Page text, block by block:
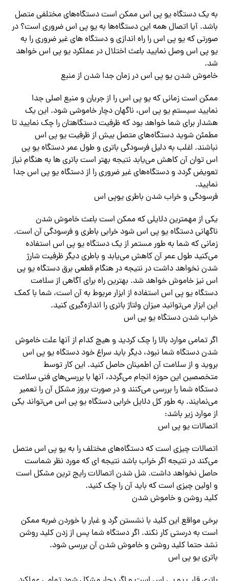
به یک دستگاه یو پی اس ممکن است دستگاه‌های مختلفی متصل
باشد. آیا اتصال همه این دستگاه‌ها به یو پی اس ضروری است؟ در
صورتی که یو پی اس را راه اندازی و دستگاه های غیر ضروری را به
یو پی اس وصل نمایید باعث اختلال در عملکرد یو پی اس خواهد
شد.
خاموش شدن یو پی اس در زمان جدا شدن از منبع
ممکن است زمانی که یو پی اس را از جریان و منبع اصلی جدا
نمایید سیستم یو پی اس، ناگهان دچار خاموشی شود. این یک
هشدار برای شما خواهد بود که ظرفیت دستگاهتان را چک نمایید تا
مطمئن شوید دستگاه‌های متصل بیش از ظرفیت یو پی اس
نباشند. اغلب به دلیل فرسودگی باتری و طول عمر دستگاه یو پی
اس توان آن کاهش‌ می‌یابد نتیجه بهتر است باتری ها به هنگام نیاز
تعویض گردد و دستگاه‌های غیر ضروری را از دستگاه یو پی اس جدا
نمایید.
فرسودگی و خراب شدن باطری یوپی اس
یکی از مهمترین دلایلی که ممکن است باعث خاموش شدن
ناگهانی دستگاه یو پی اس شود خرابی باطری و فرسودگی آن است.
زمانی که شما به طور مستمر از یک دستگاه یو پی اس استفاده‌
می‌کنید طول عمر آن کاهش‌ می‌یابد و باطری دیگر ظرفیت شارژ
شدن نخواهد داشت در نتیجه در هنگام قطعی برق دستگاه یو پی
اس نیز خاموش خواهد شد. بهترین راه برای آگاهی از سلامت
دستگاه یو پی اس استفاده از ابزار مربوط به آن است، شما با کمک
این ابزار‌ می‌توانید میزان ولتاژ باتری را اندازه‌گیری کنید.
خراب شدن دستگاه یو پی اس
اگر تمامی موارد بالا را چک کردید و هیچ کدام از آنها علت خاموش
شدن دستگاه شما نبود، دیگر باید سراغ خود دستگاه یو پی اس
بروید و از سلامت آن اطمینان حاصل کنید. این کار توسط
متخصصین این حوزه انجام‌ می‌گردد، آنها با بررسی‌های فنی سلامت
دستگاه شما را بررسی‌ می‌کنند و در صورت بروز مشکل آن را تعمیر‌
می‌نمایند.‌‌ به طور کل دلایل خرابی دستگاه یو پی اس‌ می‌تواند یکی
از موارد زیر باشد:
اتصالات یو پی اس
اتصالات چیزی است که دستگاه‌های مختلف را به یو پی اس متصل‌
می‌کند در نتیجه اگر خراب باشد نتیجه ای که مورد نظر شماست
حاصل نخواهد داشت. شل شدن اتصالات رایج ترین مشکل است
و اولین چیزی است که باید آن را چک کنید.
کلید روشن و خاموش شدن
برخی مواقع این کلید با نشستن گرد و غبار یا خوردن ضربه ممکن
است به درستی کار نکند. اگر دستگاه شما پس از زدن کلید روشن
نشد حتما کلید روشن و خاموش شدن آن بررسی شود.
باتری یو پی اس